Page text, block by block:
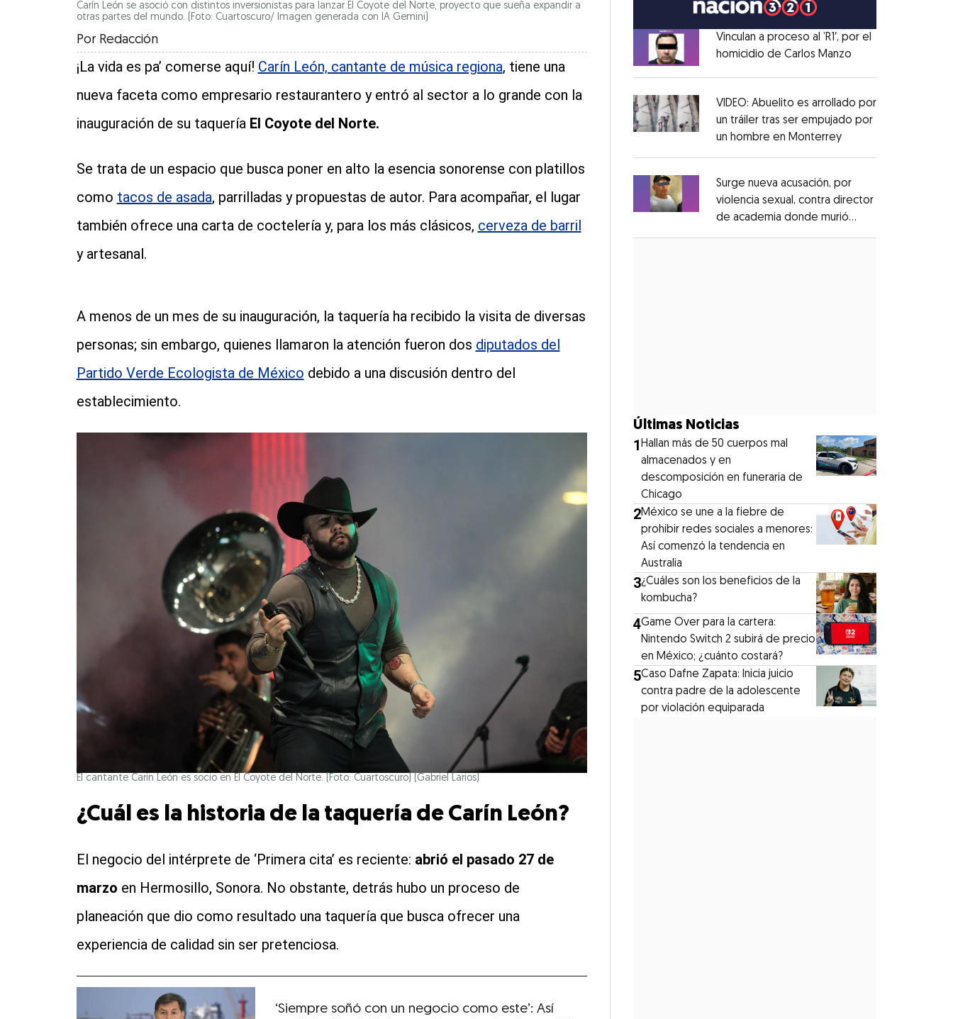
Carín León se asoció con distintos inversionistas para lanzar El Coyote del Norte, proyecto que sueña expandir a
otras partes del mundo. (Foto: Cuartoscuro/ Imagen generada con IA Gemini)
Por Redacción
¡La vida es pa’ comerse aquí! Carín León, cantante de música regiona, tiene una
nueva faceta como empresario restaurantero y entró al sector a lo grande con la
inauguración de su taqueríaEl Coyote del Norte.
Se trata de un espacio que busca poner en alto la esencia sonorense con platillos
como tacos de asada, parrilladas y propuestas de autor. Para acompañar, el lugar
también ofrece una carta de coctelería y, para los más clásicos, cerveza de barril
y artesanal.
A menos de un mes de su inauguración, la taquería ha recibido la visita de diversas
personas; sin embargo, quienes llamaron la atención fueron dos diputados del
Partido Verde Ecologista de México debido a una discusión dentro del
establecimiento.
El cantante Carin León es socio en El Coyote del Norte. (Foto: Cuartoscuro) (Gabriel Larios)
¿Cuál es la historia de la taquería de Carín León?
El negocio del intérprete de ‘Primera cita’ es reciente: abrió el pasado 27 de
marzo en Hermosillo, Sonora. No obstante, detrás hubo un proceso de
planeación que dio como resultado una taquería que busca ofrecer una
experiencia de calidad sin ser pretenciosa.
‘Siempre soñó con un negocio como este’: Así
Opens in new window
Vinculan a proceso al ’R1′, por el
homicidio de Carlos Manzo
Opens in new window
VIDEO: Abuelito es arrollado por
un tráiler tras ser empujado por
un hombre en MonterreyOpens in new
Opens in new window
Surge nueva acusación, por
violencia sexual, contra director
de academia donde murió
Últimas Noticias
1Hallan más de 50 cuerpos mal
almacenados y en
descomposición en funeraria de
Chicago
2México se une a la fiebre de
prohibir redes sociales a menores:
Así comenzó la tendencia en
Australia
3¿Cuáles son los beneficios de la
kombucha?
4Game Over para la cartera:
Nintendo Switch 2 subirá de precio
en México; ¿cuánto costará?
5Caso Dafne Zapata: Inicia juicio
contra padre de la adolescente
por violación equiparada